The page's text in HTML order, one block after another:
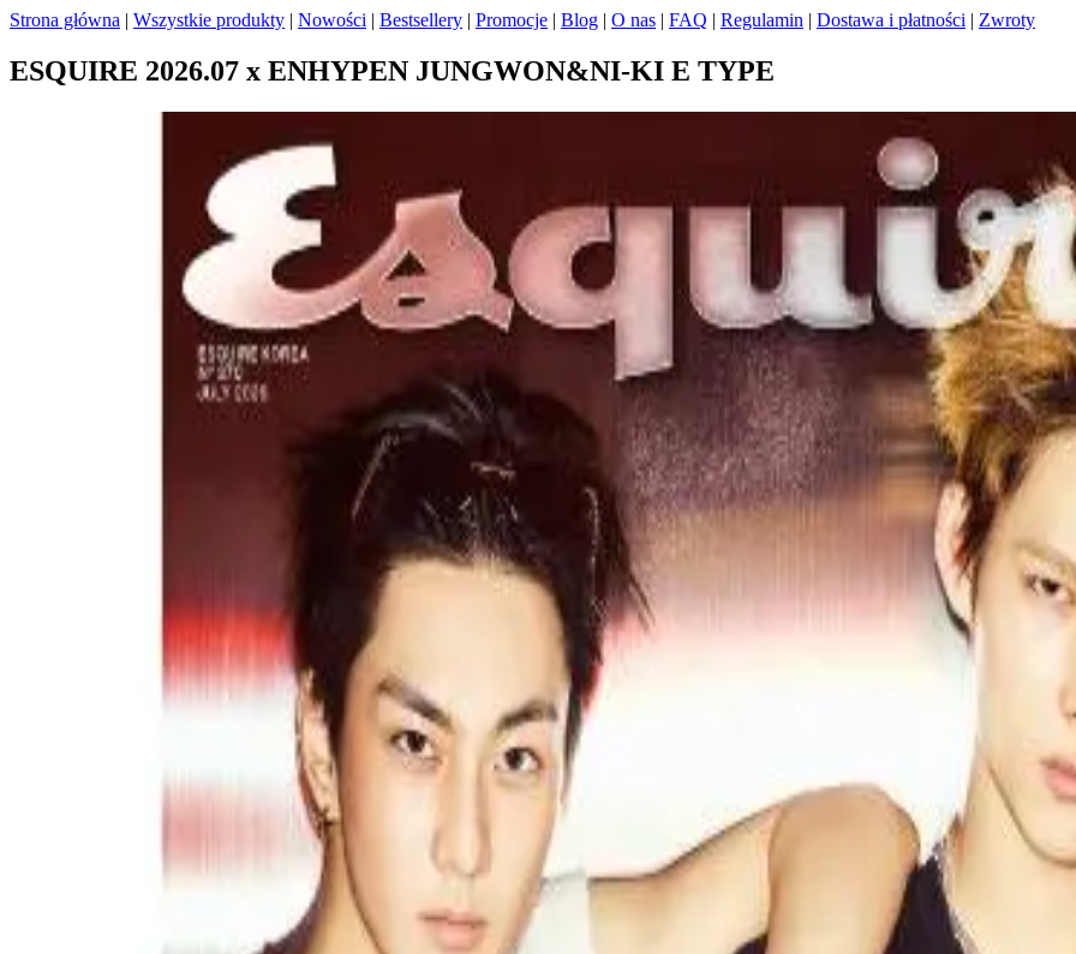
Strona główna | Wszystkie produkty | Nowości | Bestsellery | Promocje | Blog | O nas | FAQ | Regulamin | Dostawa i płatności | Zwroty
ESQUIRE 2026.07 x ENHYPEN JUNGWON&NI-KI E TYPE